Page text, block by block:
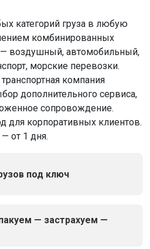
категорий груза в любую
комбинированных
воздушный, автомобильный,
морские перевозки.
компания
дополнительного сервиса,
сопровождение.
для корпоративных клиентов.
от 1 дня.
под ключ
— застрахуем —